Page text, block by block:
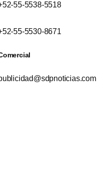
55-5538-5518
55-5530-8671